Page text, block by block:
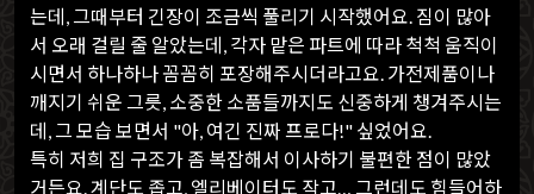
는데, 그때부터 긴장이 조금씩 풀리기 시작했어요. 짐이 많아
서 오래 걸릴 줄 알았는데, 각자 맡은 파트에 따라 척척 움직이
시면서 하나하나 꼼꼼히 포장해주시더라고요. 가전제품이나
깨지기 쉬운 그릇, 소중한 소품들까지도 신중하게 챙겨주시는
데, 그 모습 보면서 "아, 여긴 진짜 프로다!" 싶었어요.
특히 저희 집 구조가 좀 복잡해서 이사하기 불편한 점이 많았
거든요. 계단도 좁고, 엘리베이터도 작고… 그런데도 힘들어하